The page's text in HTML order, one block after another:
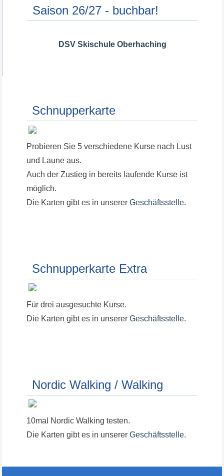
Saison 26/27 - buchbar!
DSV Skischule Oberhaching
Schnupperkarte
Probieren Sie 5 verschiedene Kurse nach Lust
und Laune aus.
Auch der Zustieg in bereits laufende Kurse ist
möglich.
Die Karten gibt es in unsererGeschäftsstelle.
Schnupperkarte Extra
Für drei ausgesuchte Kurse.
Die Karten gibt es in unsererGeschäftsstelle.
Nordic Walking / Walking
10mal Nordic Walking testen.
Die Karten gibt es in unsererGeschäftsstelle.